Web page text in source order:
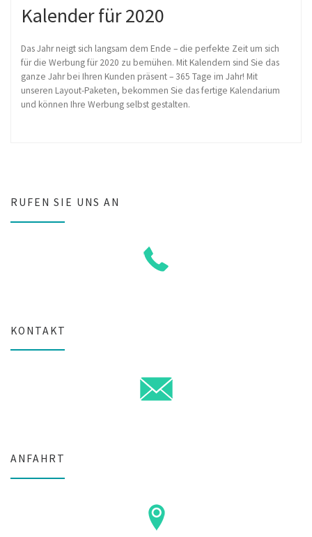
Kalender für 2020
Das Jahr neigt sich langsam dem Ende – die perfekte Zeit um sich
für die Werbung für 2020 zu bemühen. Mit Kalendern sind Sie das
ganze Jahr bei Ihren Kunden präsent – 365 Tage im Jahr! Mit
unseren Layout-Paketen, bekommen Sie das fertige Kalendarium
und können Ihre Werbung selbst gestalten.
RUFEN SIE UNS AN
KONTAKT
ANFAHRT